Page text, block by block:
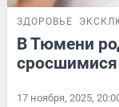
ЗДОРОВЬЕ
В Тюмени
17 ноября, 2025,